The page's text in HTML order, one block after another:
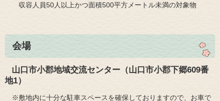
収容人員50人以上かつ面積500平方メートル未満の対象物
会場
山口市小郡地域交流センター（山口市小郡下郷609番
地1）
※敷地内に十分な駐車スペースを確保しておりますので、お車で